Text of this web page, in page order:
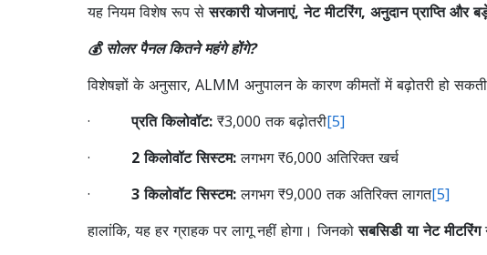
यह नियम विशेष रूप सेसरकारी योजनाएं, नेट मीटरिंग, अनुदान प्राप्ति और
💰 सोलर पैनल कितने महंगे होंगे?
विशेषज्ञों के अनुसार, ALMM अनुपालन के कारण कीमतों में बढ़ोतरी हो
·प्रति किलोवॉट: ₹3,000 तक बढ़ोतरी[5]
· 2 किलोवॉट सिस्टम:लगभग ₹6,000 अतिरिक्त खर्च
· 3 किलोवॉट सिस्टम:लगभग ₹9,000 तक अतिरिक्त लागत[5]
हालांकि, यह हर ग्राहक पर लागू नहीं होगा। जिनकोसबसिडी या नेट मीटरिंग